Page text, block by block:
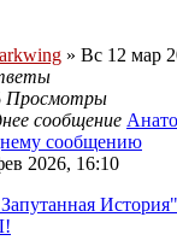
» Вс 12 мар
Просмотры
сообщение
сообщению
2026, 16:10